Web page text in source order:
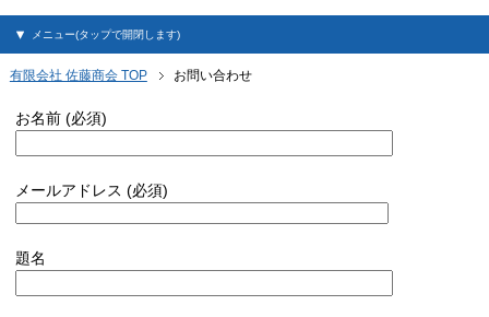
メニュー(タップで開閉します)
有限会社 佐藤商会 TOP お問い合わせ
お名前 (必須)
メールアドレス (必須)
題名